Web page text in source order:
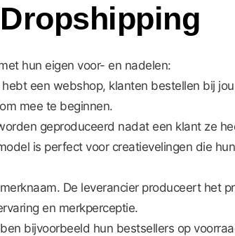
hun eigen voor- en nadelen:
een webshop, klanten bestellen bij
mee te beginnen.
geproduceerd nadat een klant ze
is perfect voor creatievelingen die
De leverancier produceert het
en merkperceptie.
bijvoorbeeld hun bestsellers op